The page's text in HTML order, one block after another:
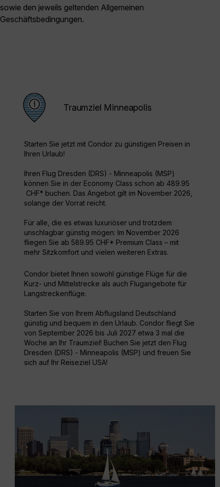
sowie den jeweils geltenden Allgemeinen
Geschäftsbedingungen.
Traumziel Minneapolis
Starten Sie jetzt mit Condor zu günstigen Preisen in
Ihren Urlaub!
Ihren Flug Dresden (DRS) - Minneapolis (MSP)
können Sie in der Economy Class schon ab 489.95
CHF* buchen. Das Angebot gilt im November 2026,
solange der Vorrat reicht.
Für alle, die es etwas luxuriöser und trotzdem
unschlagbar günstig mögen: Im November 2026
fliegen Sie ab 589.95 CHF* Premium Class – mit
mehr Sitzkomfort und vielen weiteren Extras.
Condor bietet Ihnen sowohl günstige Flüge für die
Kurz- und Mittelstrecke als auch Flugangebote für
Langstreckenflüge.
Starten Sie von Ihrem Abflugsland Deutschland
günstig und bequem in den Urlaub. Condor fliegt Sie
von September 2026 bis Juli 2027 etwa 3 mal die
Woche an Ihr Traumziel! Buchen Sie jetzt den Flug
Dresden (DRS) - Minneapolis (MSP) und freuen Sie
sich auf Ihr Reiseziel USA!